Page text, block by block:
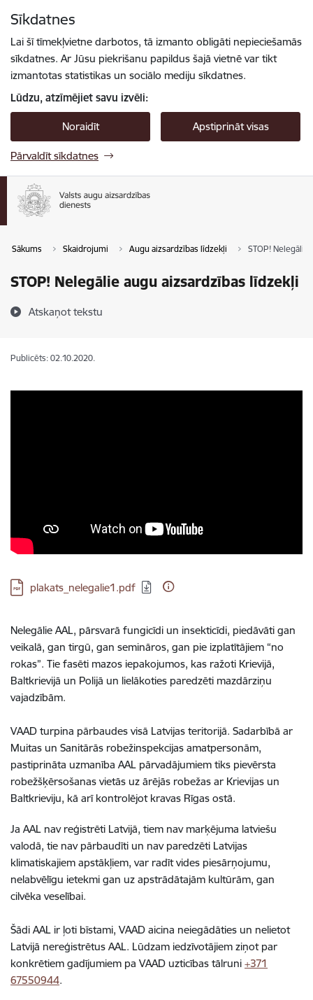
Sīkdatnes
Lai šī tīmekļvietne darbotos, tā izmanto obligāti nepieciešamās
sīkdatnes. Ar Jūsu piekrišanu papildus šajā vietnē var tikt
izmantotas statistikas un sociālo mediju sīkdatnes.
Lūdzu, atzīmējiet savu izvēli:
Noraidīt Apstiprināt visas
Pārvaldīt sīkdatnes
Sākums Skaidrojumi Augu aizsardzības līdzekļi STOP!
STOP! Nelegālie augu aizsardzības līdzekļi
Atskaņot tekstu
Publicēts: 02.10.2020.
Lejupielādēt:
plakats_nelegalie1.pdf
Nelegālie AAL, pārsvarā fungicīdi un insekticīdi, piedāvāti gan
veikalā, gan tirgū, gan semināros, gan pie izplatītājiem “no
rokas”. Tie fasēti mazos iepakojumos, kas ražoti Krievijā,
Baltkrievijā un Polijā un lielākoties paredzēti mazdārziņu
vajadzībām.
VAAD turpina pārbaudes visā Latvijas teritorijā. Sadarbībā ar
Muitas un Sanitārās robežinspekcijas amatpersonām,
pastiprināta uzmanība AAL pārvadājumiem tiks pievērsta
robežšķērsošanas vietās uz ārējās robežas ar Krievijas un
Baltkrieviju, kā arī kontrolējot kravas Rīgas ostā.
Ja AAL nav reģistrēti Latvijā, tiem nav marķējuma latviešu
valodā, tie nav pārbaudīti un nav paredzēti Latvijas
klimatiskajiem apstākļiem, var radīt vides piesārņojumu,
nelabvēlīgu ietekmi gan uz apstrādātajām kultūrām, gan
cilvēka veselībai.
Šādi AAL ir ļoti bīstami, VAAD aicina neiegādāties un nelietot
Latvijā nereģistrētus AAL. Lūdzam iedzīvotājiem ziņot par
konkrētiem gadījumiem pa VAAD uzticības tālruni +371
67550944.